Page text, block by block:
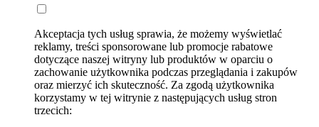
Akceptacja tych usług sprawia, że możemy wyświetlać
reklamy, treści sponsorowane lub promocje rabatowe
dotyczące naszej witryny lub produktów w oparciu o
zachowanie użytkownika podczas przeglądania i zakupów
oraz mierzyć ich skuteczność. Za zgodą użytkownika
korzystamy w tej witrynie z następujących usług stron
trzecich: